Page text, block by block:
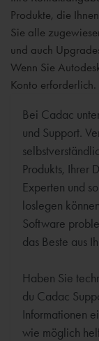
Produkte, die
Sie alle
und auch
Wenn Sie
Konto erforderlich.
Bei Cadac
und Support.
Produkts, Ihrer
Experten und
loslegen
Software
das Beste aus
Haben Sie
du Cadac
Informationen
wie möglich